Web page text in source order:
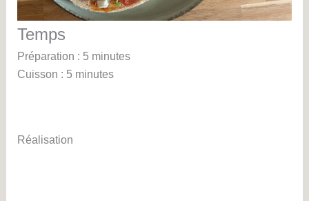
Temps
Préparation : 5 minutes
Cuisson : 5 minutes
Réalisation